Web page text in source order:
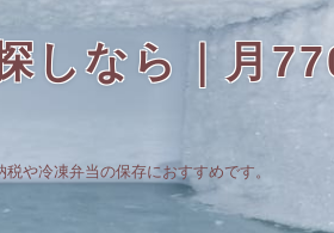
しなら｜月
や冷凍弁当の保存におすすめです。